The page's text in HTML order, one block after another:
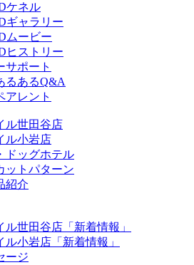
ケネル
ギャラリー
ムービー
ヒストリー
サポート
るあるQ&A
アレント
ル世田谷店
ル小岩店
ドッグホテル
ットパターン
紹介
ル世田谷店「新着情報」
ル小岩店「新着情報」
ージ